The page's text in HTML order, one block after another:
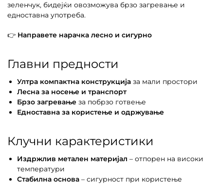
зеленчук, бидејќи овозможува брзо загревање и
едноставна употреба.
👉 Направете нарачка лесно и сигурно
Главни предности
Ултра компактна конструкција за мали простори
Лесна за носење и транспорт
Брзо загревање за побрзо готвење
Едноставна за користење и одржување
Клучни карактеристики
Издржлив метален материјал – отпорен на високи
температури
Стабилна основа – сигурност при користење